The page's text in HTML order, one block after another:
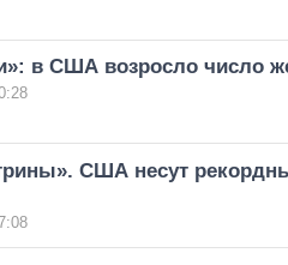
в США возросло число
США несут